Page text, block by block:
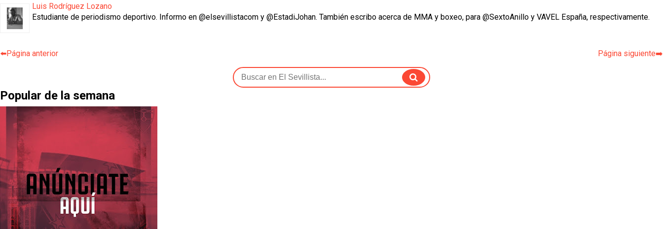
Luis Rodríguez Lozano
Estudiante de periodismo deportivo. Informo en @elsevillistacom y @EstadiJohan. También escribo acerca de MMA y boxeo, para @SextoAnillo y VAVEL España, respectivamente.
⬅️Página anterior Página siguiente➡️
Popular de la semana